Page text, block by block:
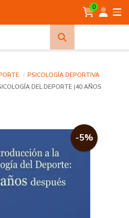
0
PSICOLOGÍA DEPORTIVA
DEL DEPORTE (40 AÑOS
-5%